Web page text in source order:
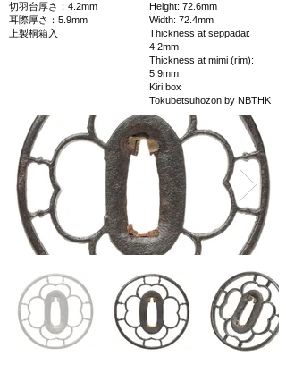
切羽台厚さ：4.2mm
耳際厚さ：5.9mm
上製桐箱入
Height: 72.6mm
Width: 72.4mm
Thickness at seppadai:
4.2mm
Thickness at mimi (rim):
5.9mm
Kiri box
Tokubetsuhozon by NBTHK